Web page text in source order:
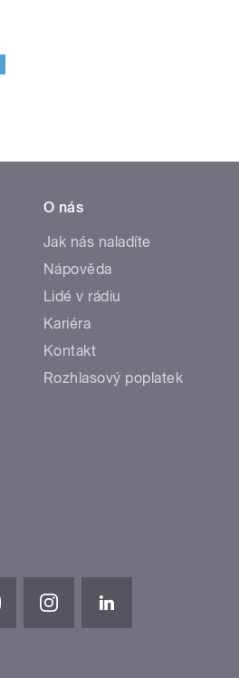
O nás
Jak nás naladíte
Nápověda
Lidé v rádiu
Kariéra
Kontakt
Rozhlasový poplatek